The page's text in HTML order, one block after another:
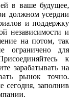
в ваше будущее,
должном усердии
и поддержку
независимости и
на потом, так
ограничено для
к
зарабатывать на
рынок точно.
заполнив